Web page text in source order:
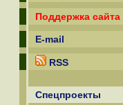
Поддержка сайта
E-mail
RSS
Спецпроекты